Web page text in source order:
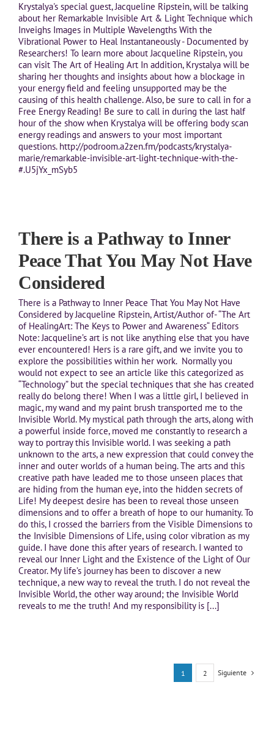
Krystalya's special guest, Jacqueline Ripstein, will be talking
about her Remarkable Invisible Art & Light Technique which
Inveighs Images in Multiple Wavelengths With the
Vibrational Power to Heal Instantaneously - Documented by
Researchers! To learn more about Jacqueline Ripstein, you
can visit The Art of Healing Art In addition, Krystalya will be
sharing her thoughts and insights about how a blockage in
your energy field and feeling unsupported may be the
causing of this health challenge. Also, be sure to call in for a
Free Energy Reading! Be sure to call in during the last half
hour of the show when Krystalya will be offering body scan
energy readings and answers to your most important
questions. http://podroom.a2zen.fm/podcasts/krystalya-
marie/remarkable-invisible-art-light-technique-with-the-
#.U5jYx_mSyb5
There is a Pathway to Inner
Peace That You May Not Have
Considered
There is a Pathway to Inner Peace That You May Not Have
Considered by Jacqueline Ripstein, Artist/Author of- “The Art
of HealingArt: The Keys to Power and Awareness“ Editors
Note: Jacqueline’s art is not like anything else that you have
ever encountered! Hers is a rare gift, and we invite you to
explore the possibilities within her work. Normally you
would not expect to see an article like this categorized as
“Technology” but the special techniques that she has created
really do belong there! When I was a little girl, I believed in
magic, my wand and my paint brush transported me to the
Invisible World. My mystical path through the arts, along with
a powerful inside force, moved me constantly to research a
way to portray this Invisible world. I was seeking a path
unknown to the arts, a new expression that could convey the
inner and outer worlds of a human being. The arts and this
creative path have leaded me to those unseen places that
are hiding from the human eye, into the hidden secrets of
Life! My deepest desire has been to reveal those unseen
dimensions and to offer a breath of hope to our humanity. To
do this, I crossed the barriers from the Visible Dimensions to
the Invisible Dimensions of Life, using color vibration as my
guide. I have done this after years of research. I wanted to
reveal our Inner Light and the Existence of the Light of Our
Creator. My life’s journey has been to discover a new
technique, a new way to reveal the truth. I do not reveal the
Invisible World, the other way around; the Invisible World
reveals to me the truth! And my responsibility is [...]
1 2 Siguiente